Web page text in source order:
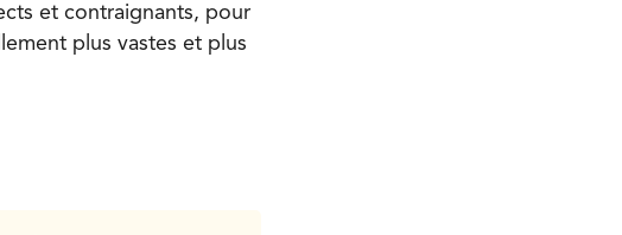
et contraignants, pour
plus vastes et plus